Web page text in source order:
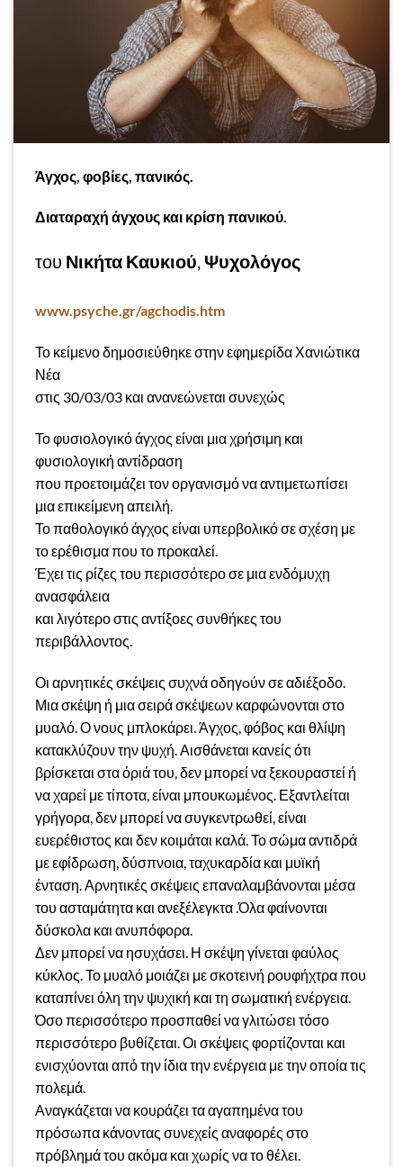
Άγχος, φοβίες, πανικός.
Διαταραχή άγχους και κρίση πανικού.
του Νικήτα Καυκιού, Ψυχολόγος
www.psyche.gr/agchodis.htm
Το κείμενο δημοσιεύθηκε στην εφημερίδα Χανιώτικα
Νέα
στις 30/03/03 και ανανεώνεται συνεχώς
Το φυσιολογικό άγχος είναι μια χρήσιμη και
φυσιολογική αντίδραση
που προετοιμάζει τον οργανισμό να αντιμετωπίσει
μια επικείμενη απειλή.
Το παθολογικό άγχος είναι υπερβολικό σε σχέση με
το ερέθισμα που το προκαλεί.
Έχει τις ρίζες του περισσότερο σε μια ενδόμυχη
ανασφάλεια
και λιγότερο στις αντίξοες συνθήκες του
περιβάλλοντος.
Οι αρνητικές σκέψεις συχνά οδηγoύν σε αδιέξοδο.
Μια σκέψη ή μια σειρά σκέψεων καρφώνονται στο
μυαλό. Ο νους μπλοκάρει. Άγχος, φόβος και θλίψη
κατακλύζουν την ψυχή. Αισθάνεται κανείς ότι
βρίσκεται στα όριά του, δεν μπορεί να ξεκουραστεί ή
να χαρεί με τίποτα, είναι μπουκωμένος. Εξαντλείται
γρήγορα, δεν μπορεί να συγκεντρωθεί, είναι
ευερέθιστος και δεν κοιμάται καλά. Το σώμα αντιδρά
με εφίδρωση, δύσπνοια, ταχυκαρδία και μυϊκή
ένταση. Αρνητικές σκέψεις επαναλαμβάνονται μέσα
του ασταμάτητα και ανεξέλεγκτα .Όλα φαίνονται
δύσκολα και ανυπόφορα.
Δεν μπορεί να ησυχάσει. Η σκέψη γίνεται φαύλος
κύκλος. Το μυαλό μοιάζει με σκοτεινή ρουφήχτρα που
καταπίνει όλη την ψυχική και τη σωματική ενέργεια.
Όσο περισσότερο προσπαθεί να γλιτώσει τόσο
περισσότερο βυθίζεται. Οι σκέψεις φορτίζονται και
ενισχύονται από την ίδια την ενέργεια με την οποία τις
πολεμά.
Αναγκάζεται να κουράζει τα αγαπημένα του
πρόσωπα κάνοντας συνεχείς αναφορές στο
πρόβλημά του ακόμα και χωρίς να το θέλει.